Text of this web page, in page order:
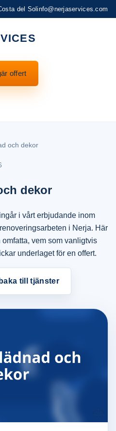
del Solinfo@nerjaservices.com
offert
och dekor
dekor
i vårt erbjudande inom
i Nerja. Här
vem som vanligtvis
underlaget för en offert.
till tjänster